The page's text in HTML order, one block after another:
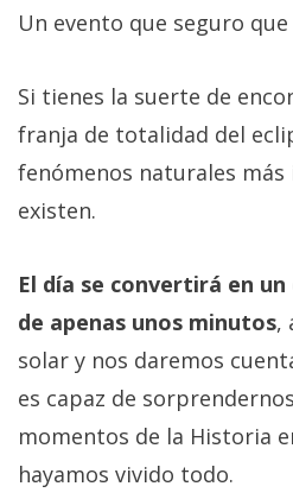
Un evento que seguro
Si tienes la suerte de
franja de totalidad del
fenómenos naturales
existen.
El día se convertirá en
de apenas unos minutos,
solar y nos daremos
es capaz de
momentos de la Historia
hayamos vivido todo.